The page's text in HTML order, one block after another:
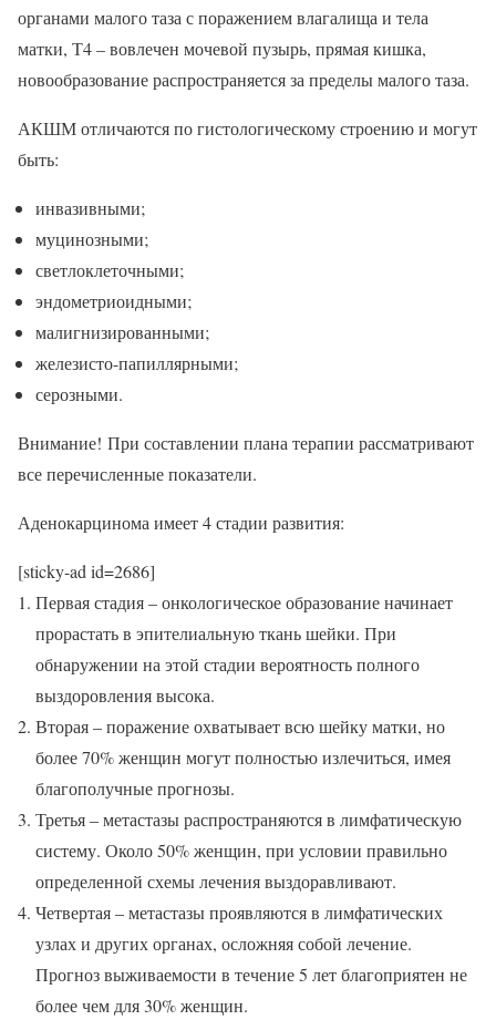
органами малого таза с поражением влагалища и тела
матки, Т4 – вовлечен мочевой пузырь, прямая кишка,
новообразование распространяется за пределы малого таза.
АКШМ отличаются по гистологическому строению и могут
быть:
инвазивными;
муцинозными;
светлоклеточными;
эндометриоидными;
малигнизированными;
железисто-папиллярными;
серозными.
Внимание! При составлении плана терапии рассматривают
все перечисленные показатели.
Аденокарцинома имеет 4 стадии развития:
[sticky-ad id=2686]
Первая стадия – онкологическое образование начинает
прорастать в эпителиальную ткань шейки. При
обнаружении на этой стадии вероятность полного
выздоровления высока.
Вторая – поражение охватывает всю шейку матки, но
более 70% женщин могут полностью излечиться, имея
благополучные прогнозы.
Третья – метастазы распространяются в лимфатическую
систему. Около 50% женщин, при условии правильно
определенной схемы лечения выздоравливают.
Четвертая – метастазы проявляются в лимфатических
узлах и других органах, осложняя собой лечение.
Прогноз выживаемости в течение 5 лет благоприятен не
более чем для 30% женщин.